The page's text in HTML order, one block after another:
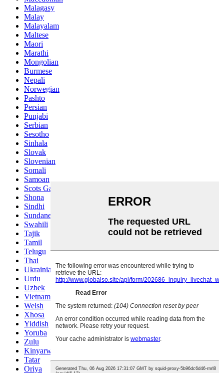
Malagasy
Malay
Malayalam
Maltese
Maori
Marathi
Mongolian
Burmese
Nepali
Norwegian
Pashto
Persian
Punjabi
Serbian
Sesotho
Sinhala
Slovak
Slovenian
Somali
Samoan
Scots Gaelic
Shona
Sindhi
Sundanese
Swahili
Tajik
Tamil
Telugu
Thai
Ukrainian
Urdu
Uzbek
Vietnamese
Welsh
Xhosa
Yiddish
Yoruba
Zulu
Kinyarwanda
Tatar
Oriya